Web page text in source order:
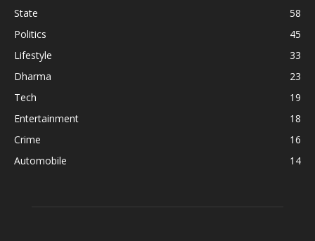
State
58
Politics
45
Lifestyle
33
Dharma
23
Tech
19
Entertainment
18
Crime
16
Automobile
14